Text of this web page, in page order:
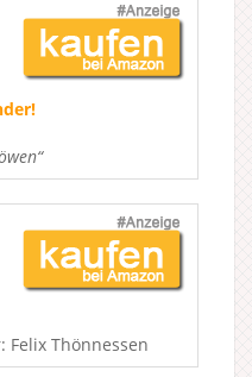
Felix Thönnessen